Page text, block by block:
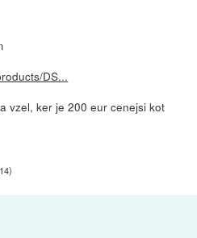
DS...
vzel, ker je 200 eur cenejsi kot
)